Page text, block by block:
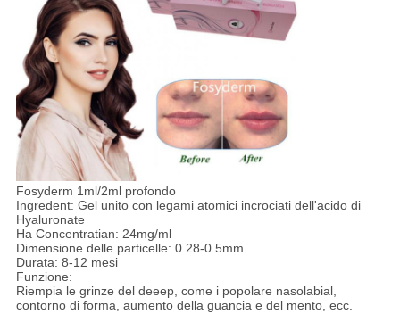
Fosyderm 1ml/2ml profondo
Ingredent: Gel unito con legami atomici incrociati dell'acido di
Hyaluronate
Ha Concentratian: 24mg/ml
Dimensione delle particelle: 0.28-0.5mm
Durata: 8-12 mesi
Funzione:
Riempia le grinze del deeep, come i popolare nasolabial,
contorno di forma, aumento della guancia e del mento, ecc.